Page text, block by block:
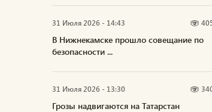
31 Июля 2026 - 14:43
В Нижнекамске прошло совещание по
безопасности ...
31 Июля 2026 - 13:30
Грозы надвигаются на Татарстан